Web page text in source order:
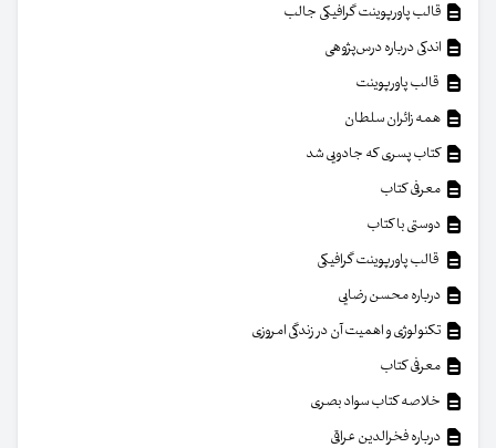
قالب پاورپوینت گرافیکی جالب
اندکی درباره درس‌پژوهی
قالب پاورپوینت
همه زائران سلطان
کتاب پسری که جادویی شد
معرفی کتاب
دوستی با کتاب
قالب پاورپوینت گرافیکی
درباره محسن رضایی
تکنولوژی و اهمیت آن در زندگی امروزی
معرفی کتاب
خلاصه کتاب سواد بصری
درباره فخرالدین عراقی